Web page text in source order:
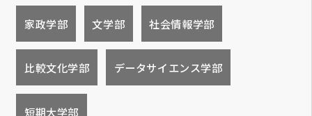
家政学部 文学部 社会情報学部
比較文化学部 データサイエンス学部
短期大学部